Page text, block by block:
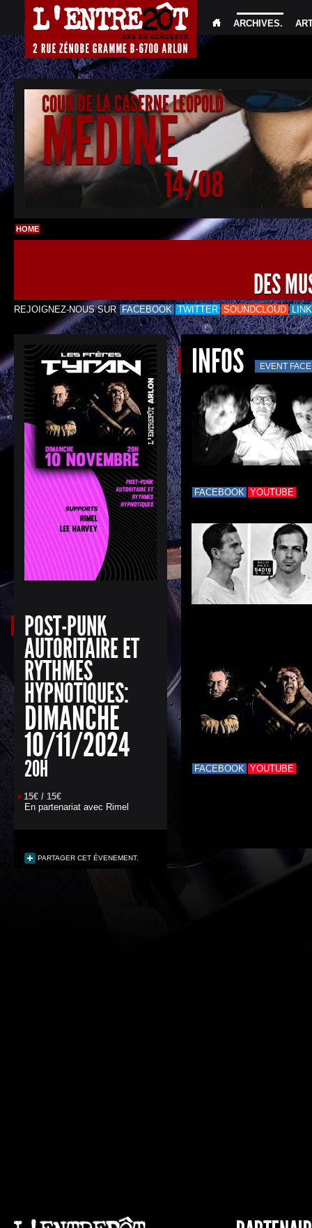
ARCHIVES.
COUR DE LA CASERNE LEOPOLD
MEDINE
14/08
HOME
DES
REJOIGNEZ-NOUS SUR FACEBOOK TWITTER SOUNDCLOUD
POST-PUNK
AUTORITAIRE ET
RYTHMES
HYPNOTIQUES:
DIMANCHE
10/11/2024
20H
15€ / 15€
En partenariat avec Rimel
PARTAGER CET ÉVENEMENT.
INFOS EVENT
FACEBOOK YOUTUBE
FACEBOOK YOUTUBE